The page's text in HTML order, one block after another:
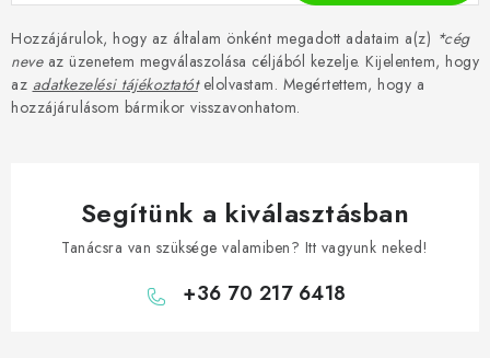
Hozzájárulok, hogy az általam önként megadott adataim a(z) *cég
neveaz üzenetem megválaszolása céljából kezelje. Kijelentem, hogy
az adatkezelési tájékoztatótelolvastam. Megértettem, hogy a
hozzájárulásom bármikor visszavonhatom.
Segítünk a kiválasztásban
Tanácsra van szüksége valamiben? Itt vagyunk neked!
+36 70 217 6418